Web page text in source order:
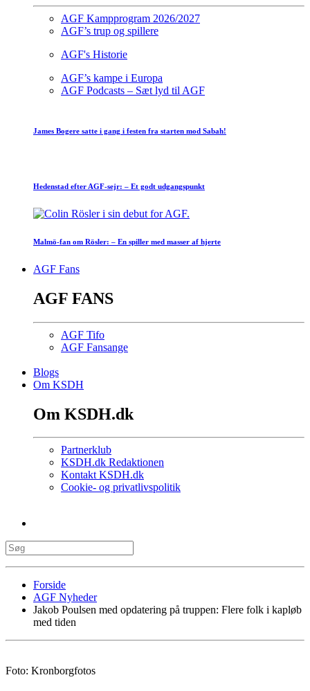
AGF Kampprogram 2026/2027
AGF’s trup og spillere
AGF's Historie
AGF’s kampe i Europa
AGF Podcasts – Sæt lyd til AGF
James Bogere satte i gang i festen fra starten mod Sabah!
Hedenstad efter AGF-sejr: – Et godt udgangspunkt
Malmö-fan om Rösler: – En spiller med masser af hjerte
AGF Fans
AGF FANS
AGF Tifo
AGF Fansange
Blogs
Om KSDH
Om KSDH.dk
Partnerklub
KSDH.dk Redaktionen
Kontakt KSDH.dk
Cookie- og privatlivspolitik
Forside
AGF Nyheder
Jakob Poulsen med opdatering på truppen: Flere folk i kapløb
med tiden
Foto: Kronborgfotos